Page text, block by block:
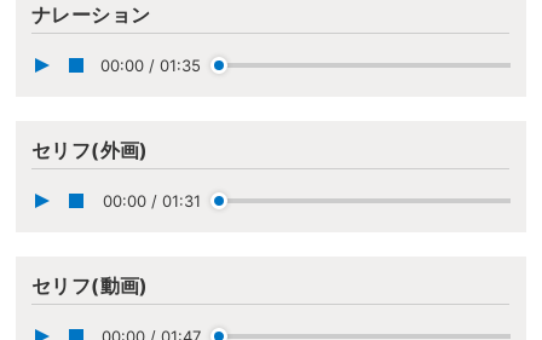
ナレーション
00:00 / 01:35
セリフ(外画)
00:00 / 01:31
セリフ(動画)
00:00 / 01:47